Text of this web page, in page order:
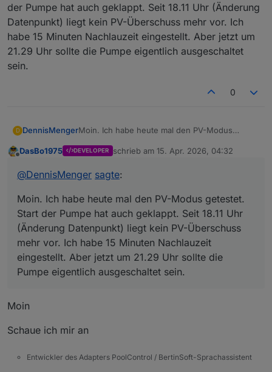
der Pumpe hat auch geklappt. Seit 18.11 Uhr (Änderung
Datenpunkt) liegt kein PV-Überschuss mehr vor. Ich
habe 15 Minuten Nachlauzeit eingestellt. Aber jetzt um
21.29 Uhr sollte die Pumpe eigentlich ausgeschaltet
sein.
0
D DennisMengerMoin. Ich habe heute mal den PV-Modus
Seit 18.11 Uhr (Änderung Datenpunkt) liegt kein
Nachlauzeit eingestellt. Aber jetzt um 21.29 Uhr
Offline
DasBo1975 DEVELOPER schrieb am 15. Apr. 2026, 04:32
zuletzt editiert von
@DennisMenger sagte:
Moin. Ich habe heute mal den PV-Modus getestet.
Start der Pumpe hat auch geklappt. Seit 18.11 Uhr
(Änderung Datenpunkt) liegt kein PV-Überschuss
mehr vor. Ich habe 15 Minuten Nachlauzeit
eingestellt. Aber jetzt um 21.29 Uhr sollte die
Pumpe eigentlich ausgeschaltet sein.
Moin
Schaue ich mir an
Entwickler des Adapters PoolControl / BertinSoft-Sprachassistent